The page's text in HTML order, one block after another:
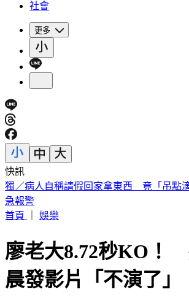
社會
更多
快訊
故宮南院小編爆紅！超有哏回覆連發 館
首頁｜
廖老大8.72秒KO！
晨發影片「不演了」